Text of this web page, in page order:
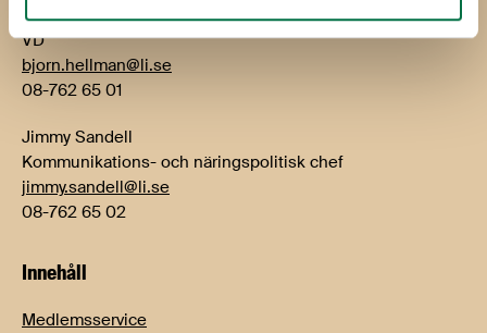
Björn Hellman
VD
bjorn.hellman@li.se
08-762 65 01
Jimmy Sandell
Kommunikations- och näringspolitisk chef
jimmy.sandell@li.se
08-762 65 02
Innehåll
Medlemsservice